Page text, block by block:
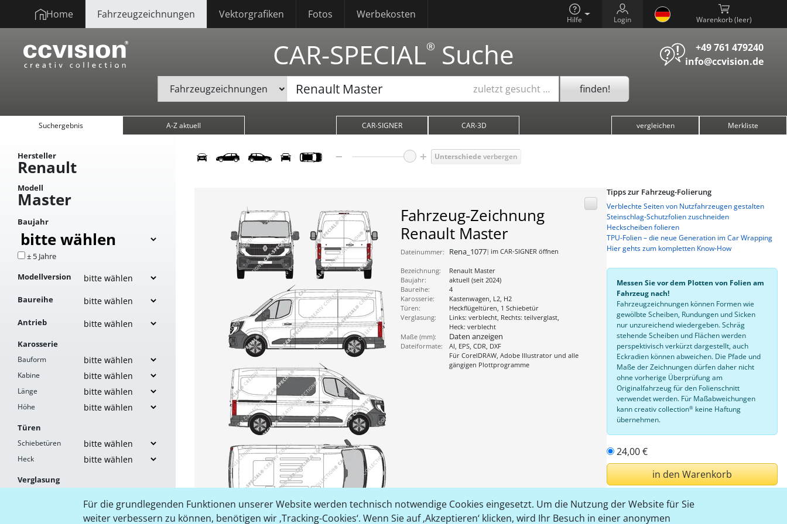
Für die grundlegenden Funktionen unserer Website werden technisch notwendige Cookies eingesetzt. Um die Nutzung der Website für Sie
weiter verbessern zu können, benötigen wir ‚Tracking-Cookies‘. Wenn Sie auf ‚Akzeptieren‘ klicken, wird Ihr Besuch in einer anonymen
Home Fahrzeugzeichnungen Vektorgrafiken Fotos Werbekosten Hilfe Login Warenkorb ( )
CAR-SPECIAL® Suche
+49 761 479240
info@ccvision.de
zuletzt gesucht … finden!
Suchergebnis A-Z aktuell CAR-SIGNER CAR-3D vergleichen Merkliste
Hersteller
Renault
Modell
Master
Baujahr
± 5 Jahre
Modellversion
Baureihe
Antrieb
Karosserie
Bauform
Kabine
Länge
Höhe
Türen
Schiebetüren
Heck
Verglasung
Unterschiedeverbergen
Fahrzeug-Zeichnung
Renault Master
Dateinummer: Rena_1077 im CAR-SIGNER öffnen
Bezeichnung:
Renault Master
Baujahr:
aktuell (seit 2024)
Baureihe:
4
Karosserie:
Kastenwagen, L2, H2
Türen:
Heckflügeltüren, 1 Schiebetür
Verglasung:
Links: verblecht, Rechts: teilverglast,
Heck: verblecht
Maße (mm):
Daten anzeigen
Dateiformate:
AI, EPS, CDR, DXF
Für CorelDRAW, Adobe Illustrator und alle
gängigen Plottprogramme
Tipps zur Fahrzeug-Folierung
Verblechte Seiten von Nutzfahrzeugen gestalten
Steinschlag-Schutzfolien zuschneiden
Heckscheiben folieren
TPU-Folien – die neue Generation im Car Wrapping
Hier gehts zum kompletten Know-How
Messen Sie vor dem Plotten von Folien am
Fahrzeug nach!
Fahrzeugzeichnungen können Formen wie
gewölbte Scheiben, Rundungen und Sicken
nur unzureichend wiedergeben. Schräg
stehende Scheiben und Flächen werden
perspektivisch verkürzt dargestellt, auch
Eckradien können abweichen. Die Pfade und
Maße der Zeichnungen dürfen daher nicht
ohne vorherige Überprüfung am
Originalfahrzeug für den Folienschnitt
verwendet werden. Für Maßabweichungen
kann creativ collection® keine Haftung
übernehmen.
24,00 €
in den Warenkorb
einloggen